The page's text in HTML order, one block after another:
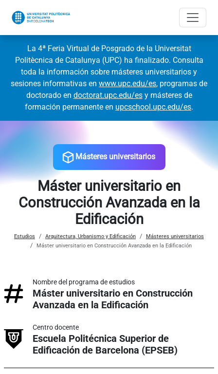
La 4ª Feria Virtual de Posgrado de la Universitat
Politècnica de Catalunya (UPC) ha finalizado. Consulta
toda la información sobre másteres universitarios y
sesiones informativas en www.upc.edu/es, programas de
doctorado en doctorat.upc.edu/esy másteres de
formación permanente en upcschool.upc.edu/es.
Másteres universitarios
Máster universitario en
Construcción Avanzada en la
Edificación
Estudios Arquitectura, Urbanismo y Edificación
Másteres universitarios
Máster universitario en Construcción Avanzada en la Edificación
Nombre del programa de estudios
Máster universitario en Construcción
Avanzada en la Edificación
Centro docente
Escuela Politécnica Superior de
Edificación de Barcelona (EPSEB)